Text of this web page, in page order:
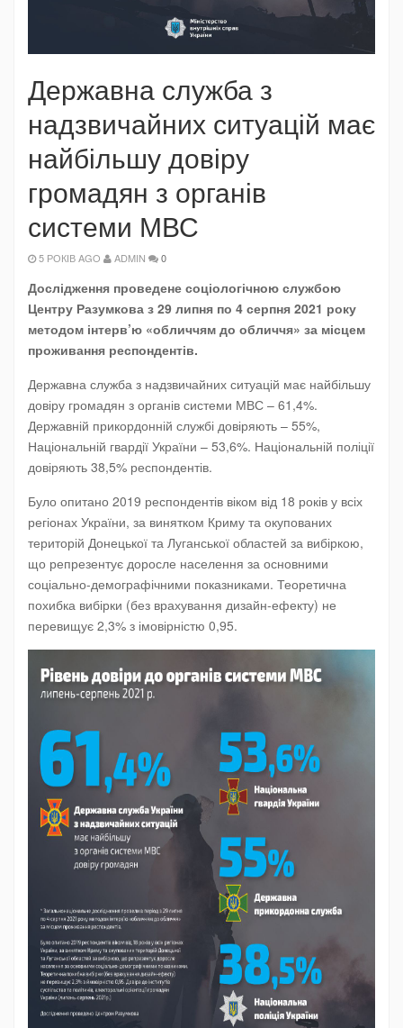
Державна служба з
надзвичайних ситуацій має
найбільшу довіру
громадян з органів
системи МВС
5 РОКІВ AGO ADMIN 0
Дослідження проведене соціологічною службою
Центру Разумкова з 29 липня по 4 серпня 2021 року
методом інтерв’ю «обличчям до обличчя» за місцем
проживання респондентів.
Державна служба з надзвичайних ситуацій має найбільшу
довіру громадян з органів системи МВС – 61,4%.
Державній прикордонній службі довіряють – 55%,
Національній гвардії України – 53,6%. Національній поліції
довіряють 38,5% респондентів.
Було опитано 2019 респондентів віком від 18 років у всіх
регіонах України, за винятком Криму та окупованих
територій Донецької та Луганської областей за вибіркою,
що репрезентує доросле населення за основними
соціально-демографічними показниками. Теоретична
похибка вибірки (без врахування дизайн-ефекту) не
перевищує 2,3% з імовірністю 0,95.